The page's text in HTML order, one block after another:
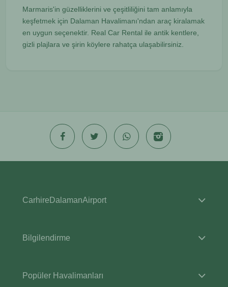
Marmaris'in güzelliklerini ve çeşitliliğini tam anlamıyla
keşfetmek için Dalaman Havalimanı'ndan araç kiralamak
en uygun seçenektir. Real Car Rental ile antik kentlere,
gizli plajlara ve şirin köylere rahatça ulaşabilirsiniz.
CarhireDalamanAirport
Bilgilendirme
Popüler Havalimanları